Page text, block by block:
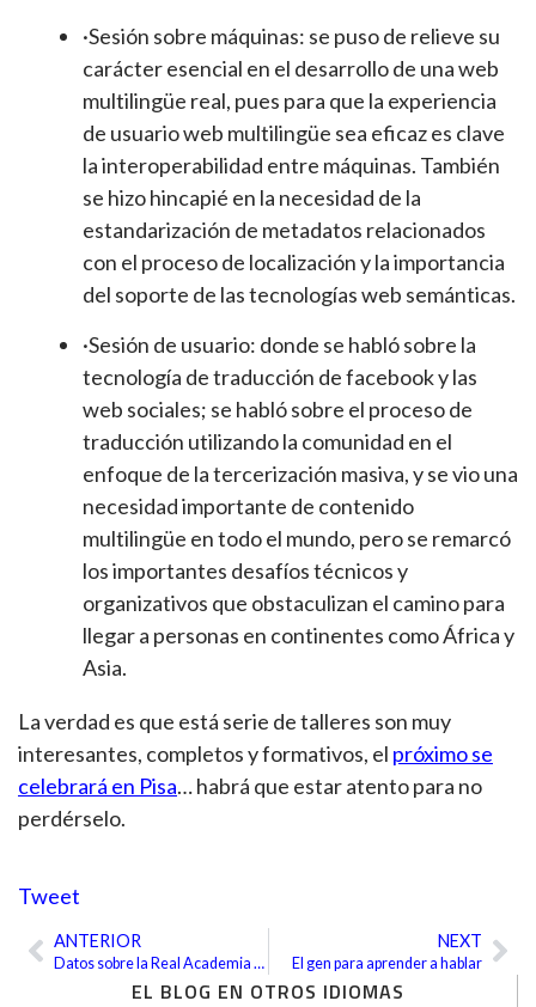
EL BLOG EN OTROS IDIOMAS
·Sesión sobre máquinas: se puso de relieve su
carácter esencial en el desarrollo de una web
multilingüe real, pues para que la experiencia
de usuario web multilingüe sea eficaz es clave
la interoperabilidad entre máquinas. También
se hizo hincapié en la necesidad de la
estandarización de metadatos relacionados
con el proceso de localización y la importancia
del soporte de las tecnologías web semánticas.
·Sesión de usuario: donde se habló sobre la
tecnología de traducción de facebook y las
web sociales; se habló sobre el proceso de
traducción utilizando la comunidad en el
enfoque de la tercerización masiva, y se vio una
necesidad importante de contenido
multilingüe en todo el mundo, pero se remarcó
los importantes desafíos técnicos y
organizativos que obstaculizan el camino para
llegar a personas en continentes como África y
Asia.
La verdad es que está serie de talleres son muy
interesantes, completos y formativos, el próximo se
celebrará en Pisa… habrá que estar atento para no
perdérselo.
Tweet
AntANTERIOR
Datos sobre la Real Academia Española
NEXT
El gen para aprender a hablar